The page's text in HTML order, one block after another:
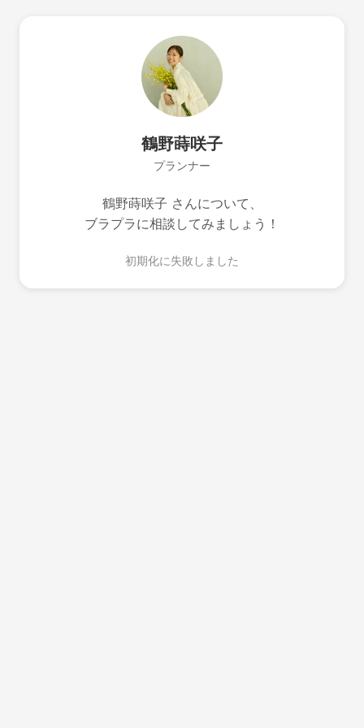
鶴野蒔咲子
プランナー
鶴野蒔咲子 さんについて、
ブラプラに相談してみましょう！
初期化に失敗しました